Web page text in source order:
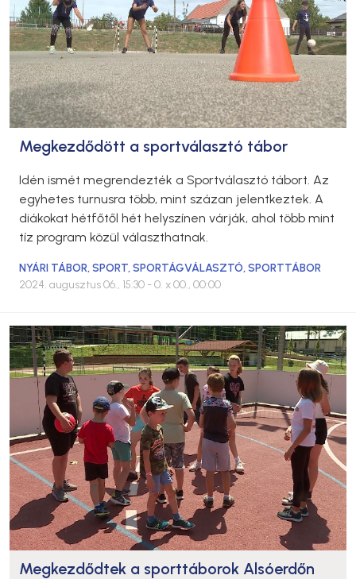
Megkezdődött a sportválasztó tábor
Idén ismét megrendezték a Sportválasztó tábort. Az
egyhetes turnusra több, mint százan jelentkeztek. A
diákokat hétfőtől hét helyszínen várják, ahol több mint
tíz program közül választhatnak.
NYÁRI TÁBOR,SPORT,SPORTÁGVÁLASZTÓ,SPORTTÁBOR
2024. augusztus 06., 15:30 - 0. x 00., 00:00
Megkezdődtek a sporttáborok Alsóerdőn